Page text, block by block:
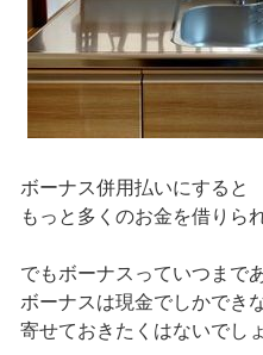
ボーナス併用払いにすると
もっと多くのお金を借りら
でもボーナスっていつまで
ボーナスは現金でしかでき
寄せておきたくはないでし